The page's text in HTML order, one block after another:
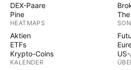
DEX-Paare
Pine
HEATMAPS
Aktien
ETFs
Krypto-Coins
KALENDER